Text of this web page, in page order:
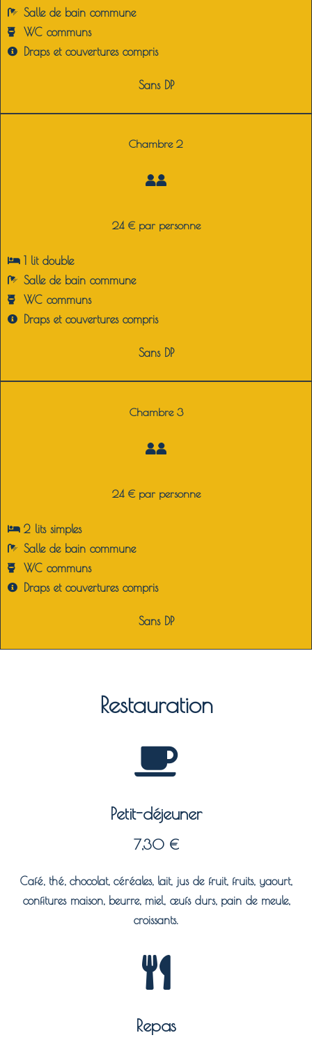
Salle de bain commune
WC communs
Draps et couvertures compris
Sans DP
Chambre 2
24 € par personne
1 lit double
Salle de bain commune
WC communs
Draps et couvertures compris
Sans DP
Chambre 3
24 € par personne
2 lits simples
Salle de bain commune
WC communs
Draps et couvertures compris
Sans DP
Restauration
Petit-déjeuner
7,30 €
Café, thé, chocolat, céréales, lait, jus de fruit, fruits, yaourt,
confitures maison, beurre, miel, œufs durs, pain de meule,
croissants.
Repas